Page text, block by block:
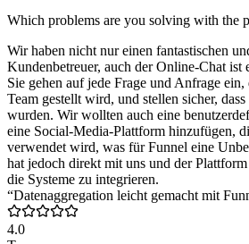
Which problems are you solving with the
Wir haben nicht nur einen fantastischen
Kundenbetreuer, auch der Online-Chat ist
Sie gehen auf jede Frage und Anfrage
Team gestellt wird, und stellen sicher,
wurden. Wir wollten auch eine
eine Social-Media-Plattform hinzufügen,
verwendet wird, was für Funnel eine
hat jedoch direkt mit uns und der
die Systeme zu integrieren.
“Datenaggregation leicht gemacht mit
4.0